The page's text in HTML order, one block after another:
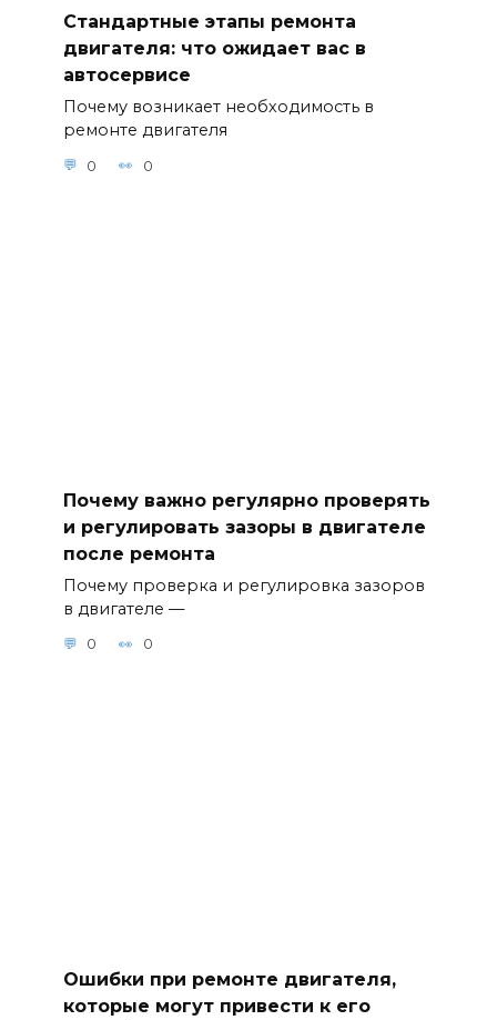
Стандартные этапы ремонта
двигателя: что ожидает вас в
автосервисе
Почему возникает необходимость в
ремонте двигателя
0 0
Почему важно регулярно проверять
и регулировать зазоры в двигателе
после ремонта
Почему проверка и регулировка зазоров
в двигателе —
0 0
Ошибки при ремонте двигателя,
которые могут привести к его